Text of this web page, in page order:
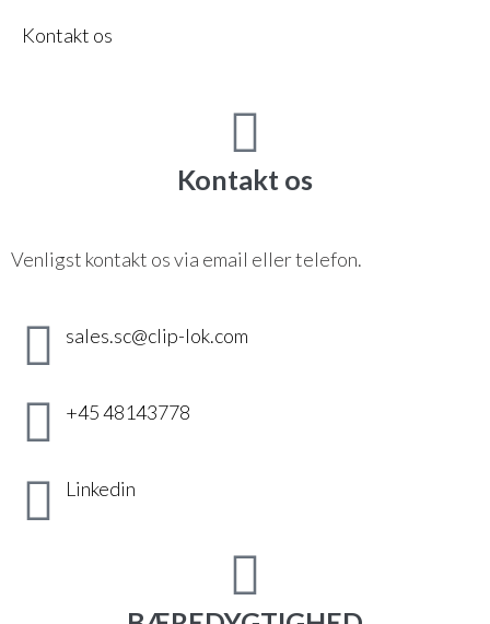
Kontakt os
Kontakt os
Venligst kontakt os via email eller telefon.
sales.sc@clip-lok.com
+45 48143778
Linkedin